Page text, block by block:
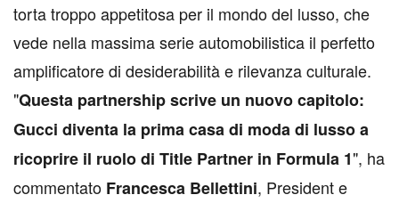
torta troppo appetitosa per il mondo del lusso, che
vede nella massima serie automobilistica il perfetto
amplificatore di desiderabilità e rilevanza culturale.
"Questa partnership scrive un nuovo capitolo:
Gucci diventa la prima casa di moda di lusso a
ricoprire il ruolo di Title Partner in Formula 1", ha
commentato Francesca Bellettini, President e